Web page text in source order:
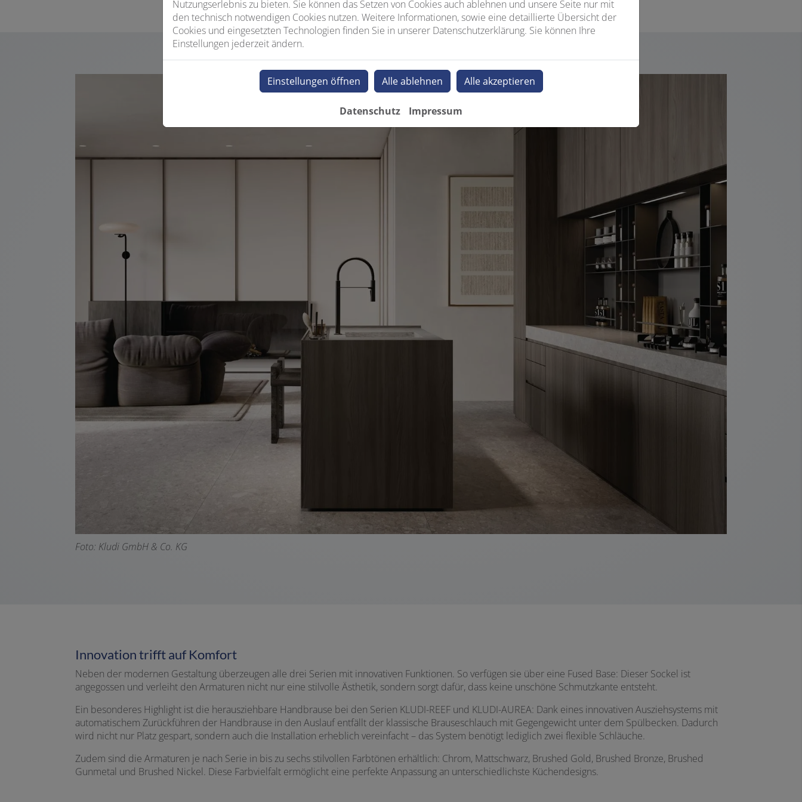
Foto: Kludi GmbH & Co. KG
Innovation trifft auf Komfort
Neben der modernen Gestaltung überzeugen alle drei Serien mit innovativen Funktionen. So verfügen sie über eine Fused Base: Dieser Sockel ist
angegossen und verleiht den Armaturen nicht nur eine stilvolle Ästhetik, sondern sorgt dafür, dass keine unschöne Schmutzkante entsteht.
Ein besonderes Highlight ist die herausziehbare Handbrause bei den Serien KLUDI-REEF und KLUDI-AUREA: Dank eines innovativen Ausziehsystems mit
automatischem Zurückführen der Handbrause in den Auslauf entfällt der klassische Brauseschlauch mit Gegengewicht unter dem Spülbecken. Dadurch
wird nicht nur Platz gespart, sondern auch die Installation erheblich vereinfacht – das System benötigt lediglich zwei flexible Schläuche.
Zudem sind die Armaturen je nach Serie in bis zu sechs stilvollen Farbtönen erhältlich: Chrom, Mattschwarz, Brushed Gold, Brushed Bronze, Brushed
Gunmetal und Brushed Nickel. Diese Farbvielfalt ermöglicht eine perfekte Anpassung an unterschiedlichste Küchendesigns.
Nutzungserlebnis zu bieten. Sie können das Setzen von Cookies auch ablehnen und unsere Seite nur mit
den technisch notwendigen Cookies nutzen. Weitere Informationen, sowie eine detaillierte Übersicht der
Cookies und eingesetzten Technologien finden Sie in unserer Datenschutzerklärung. Sie können Ihre
Einstellungen jederzeit ändern.
Einstellungen öffnen Alle ablehnen Alle akzeptieren
Datenschutz Impressum